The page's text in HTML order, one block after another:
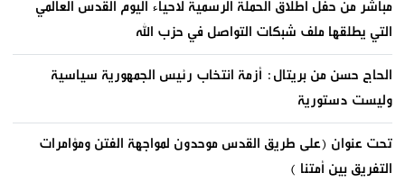
مباشر من حفل اطلاق الحملة الرسمية لاحياء اليوم القدس العالمي
التي يطلقها ملف شبكات التواصل في حزب الله
الحاج حسن من بريتال: أزمة انتخاب رئيس الجمهورية سياسية
وليست دستورية
تحت عنوان (على طريق القدس موحدون لمواجهة الفتن ومؤامرات
التفريق بين أمتنا )